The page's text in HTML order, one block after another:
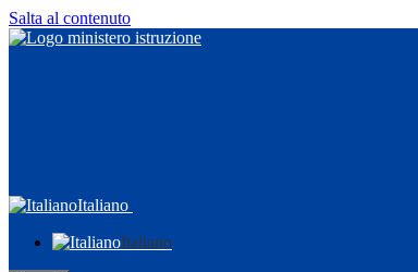
Salta al contenuto
Italiano
Italiano